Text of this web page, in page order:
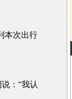
本次出行
：“我认